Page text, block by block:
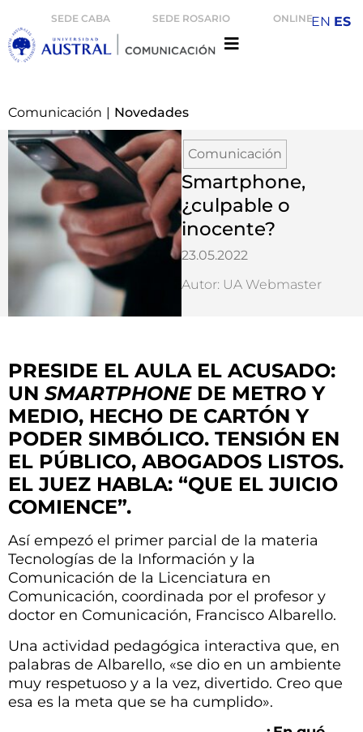
SEDE CABA SEDE ROSARIO ONLINE
Comunicación | Novedades
Comunicación
Smartphone,
¿culpable o
inocente?
23.05.2022
Autor: UA Webmaster
PRESIDE EL AULA EL ACUSADO:
UN SMARTPHONE DE METRO Y
MEDIO, HECHO DE CARTÓN Y
PODER SIMBÓLICO. TENSIÓN EN
EL PÚBLICO, ABOGADOS LISTOS.
EL JUEZ HABLA: “QUE EL JUICIO
COMIENCE”.
Así empezó el primer parcial de la materia
Tecnologías de la Información y la
Comunicación de la Licenciatura en
Comunicación, coordinada por el profesor y
doctor en Comunicación, Francisco Albarello.
Una actividad pedagógica interactiva que, en
palabras de Albarello, «se dio en un ambiente
muy respetuoso y a la vez, divertido. Creo que
esa es la meta que se ha cumplido».
EN ES